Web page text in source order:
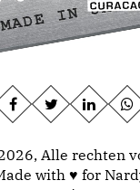
Alle rechten
with ♥ for